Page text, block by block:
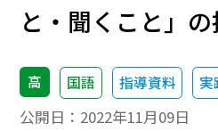
と・聞くこと」
高 国語 指導資料 実
公開日： 2022年11月09日